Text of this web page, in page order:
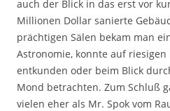
auch der Blick in das erst vor
Millionen Dollar sanierte
prächtigen Sälen bekam man
Astronomie, konnte auf riesigen
entkunden oder beim Blick
Mond betrachten. Zum Schluß
vielen eher als Mr. Spok vom